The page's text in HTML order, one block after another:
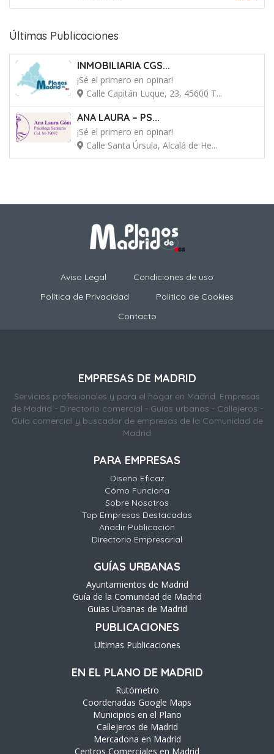
Últimas Publicaciones
INMOBILIARIA CGS...
¡Sé el primero en opinar!
Calle Capitán Luque, 23, 45600 T...
ANA LAURA – PS...
¡Sé el primero en opinar!
Calle Santa Úrsula, Alcalá de He...
Aviso Legal
Condiciones de uso
Política de Privacidad
Politica de Cookies
Contacto
EMPRESAS DE MADRID
Servicios profesionales y para el hogar en Madrid. Empresas
de Madrid - Directorio comercial - Guías urbanas - Callejeros -
Guía comercial y buscador de empresas de la Comunidad de
Madrid
PARA EMPRESAS
Diseño Eficaz
Cómo Funciona
Sobre Nosotros
Top Empresas Destacadas
Añadir Publicación
Directorio Empresarial
GUÍAS URBANAS
Ayuntamientos de Madrid
Guía de la Comunidad de Madrid
Guias Urbanas de Madrid
PUBLICACIONES
Ultimas Publicaciones
EN EL PLANO DE MADRID
Rutómetro
Coordenadas Google Maps
Municipios en el Plano
Callejeros de Madrid
Mercadona en Madrid
Centros Comerciales en Madrid